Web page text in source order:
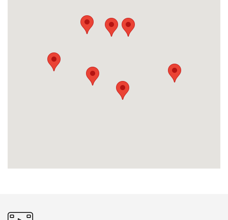
Pictogramme